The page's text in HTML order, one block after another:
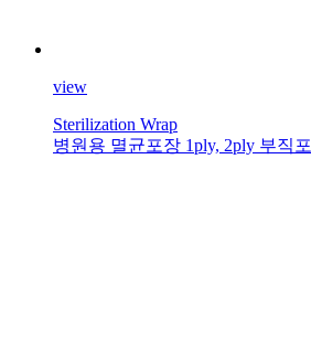
view
Sterilization Wrap
병원용 멸균포장 1ply, 2ply 부직포